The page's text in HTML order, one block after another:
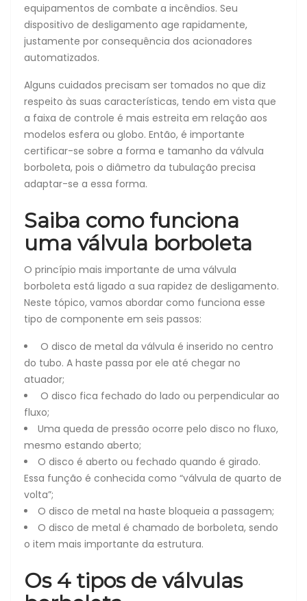
equipamentos de combate a incêndios. Seu
dispositivo de desligamento age rapidamente,
justamente por consequência dos acionadores
automatizados.
Alguns cuidados precisam ser tomados no que diz
respeito às suas características, tendo em vista que
a faixa de controle é mais estreita em relação aos
modelos esfera ou globo. Então, é importante
certificar-se sobre a forma e tamanho da válvula
borboleta, pois o diâmetro da tubulação precisa
adaptar-se a essa forma.
Saiba como funciona
uma válvula borboleta
O princípio mais importante de uma válvula
borboleta está ligado a sua rapidez de desligamento.
Neste tópico, vamos abordar como funciona esse
tipo de componente em seis passos:
O disco de metal da válvula é inserido no centro
do tubo. A haste passa por ele até chegar no
atuador;
O disco fica fechado do lado ou perpendicular ao
fluxo;
Uma queda de pressão ocorre pelo disco no fluxo,
mesmo estando aberto;
O disco é aberto ou fechado quando é girado.
Essa função é conhecida como “válvula de quarto de
volta”;
O disco de metal na haste bloqueia a passagem;
O disco de metal é chamado de borboleta, sendo
o item mais importante da estrutura.
Os 4 tipos de válvulas